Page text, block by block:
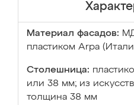
Материал фасадов:
пластиком Arpa
Столешница:
или 38 мм; из
толщина 38 мм